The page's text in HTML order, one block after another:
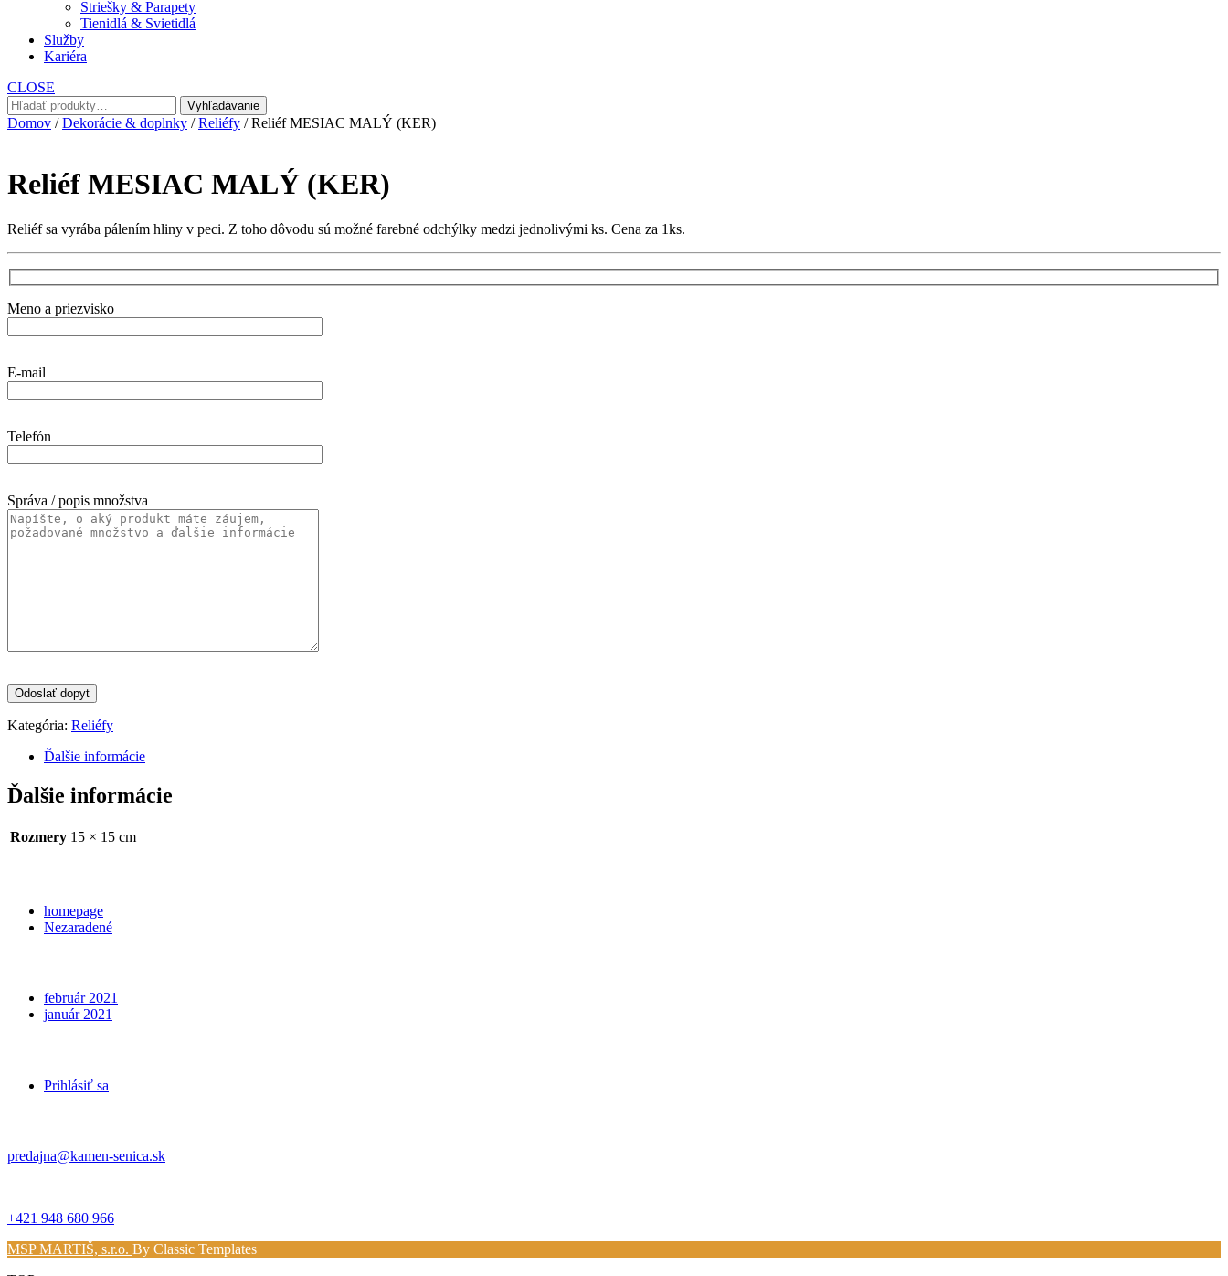
Striešky & Parapety
Tienidlá & Svietidlá
Služby
Kariéra
CLOSE
Hľadať:
Vyhľadávanie
Domov /Dekorácie & doplnky /Reliéfy / Reliéf MESIAC MALÝ (KER)
Reliéf MESIAC MALÝ (KER)
Reliéf sa vyrába pálením hliny v peci. Z toho dôvodu sú možné farebné odchýlky medzi jednolivými ks. Cena za 1ks.
Meno a priezvisko
E-mail
Telefón
Správa / popis množstva
Kategória: Reliéfy
Ďalšie informácie
Ďalšie informácie
Rozmery 15 × 15 cm
homepage
Nezaradené
február 2021
január 2021
Prihlásiť sa
predajna@kamen-senica.sk
+421 948 680 966
MSP MARTIŠ, s.r.o. By Classic Templates